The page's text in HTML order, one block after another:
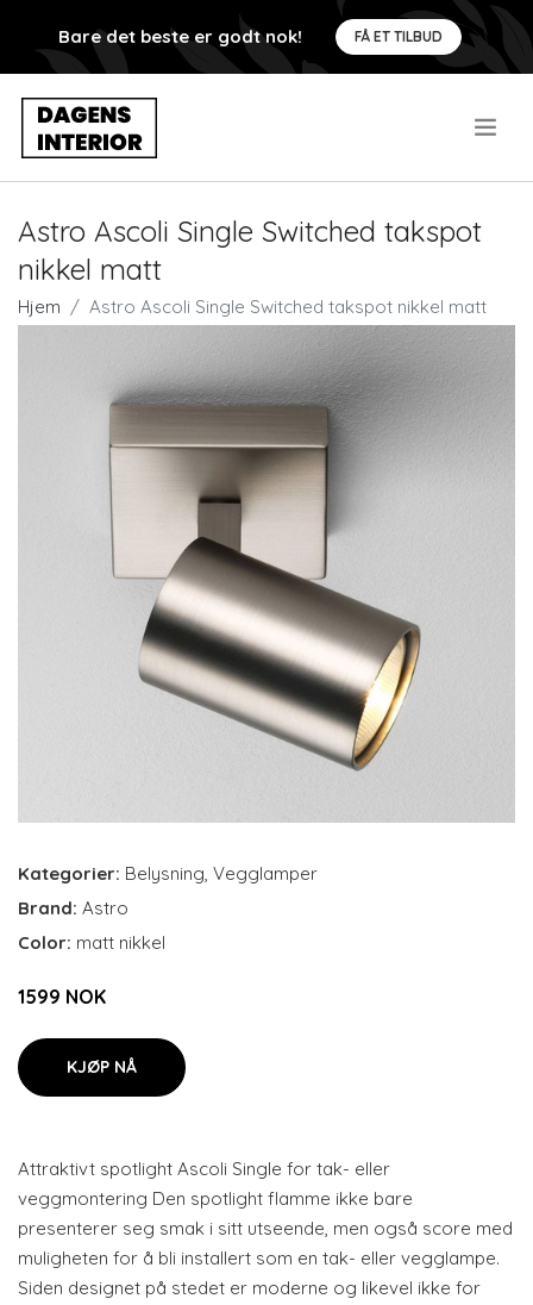
Bare det beste er godt nok! FÅ ET TILBUD
Astro Ascoli Single Switched takspot
nikkel matt
Hjem Astro Ascoli Single Switched takspot nikkel matt
Kategorier: Belysning, Vegglamper
Brand: Astro
Color: matt nikkel
1599 NOK
KJØP NÅ
Attraktivt spotlight Ascoli Single for tak- eller
veggmontering Den spotlight flamme ikke bare
presenterer seg smak i sitt utseende, men også score med
muligheten for å bli installert som en tak- eller vegglampe.
Siden designet på stedet er moderne og likevel ikke for